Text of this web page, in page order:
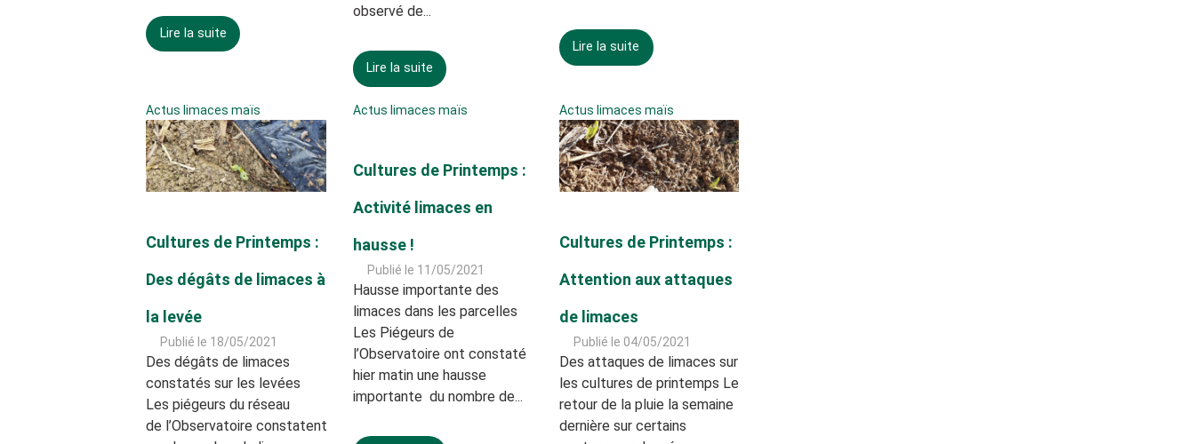
Lire la suite
observé de...
Lire la suite
Lire la suite
Actus limaces maïs
Cultures de Printemps :
Des dégâts de limaces à
la levée
Publié le 18/05/2021
Des dégâts de limaces
constatés sur les levées
Les piégeurs du réseau
de l’Observatoire constatent
Actus limaces maïs
Cultures de Printemps :
Activité limaces en
hausse !
Publié le 11/05/2021
Hausse importante des
limaces dans les parcelles
Les Piégeurs de
l’Observatoire ont constaté
hier matin une hausse
importante du nombre de...
Actus limaces maïs
Cultures de Printemps :
Attention aux attaques
de limaces
Publié le 04/05/2021
Des attaques de limaces sur
les cultures de printemps Le
retour de la pluie la semaine
dernière sur certains